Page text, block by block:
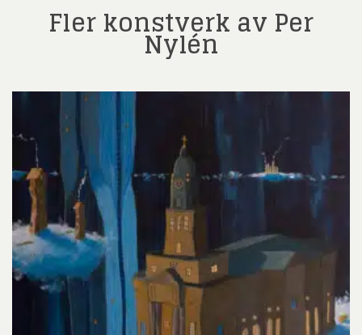
Fler konstverk av Per
Nylén